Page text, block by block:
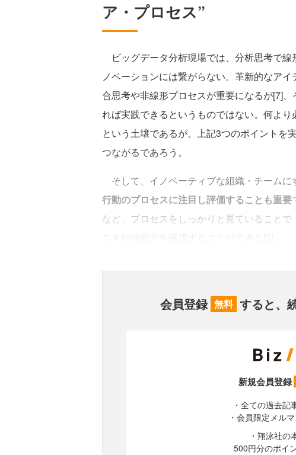
ア・プロセス”
ビッグデータ分析現場では、分析思考で
ノベーションには繋がらない。革新的なア
合思考や非線形プロセスが重要になるが[7]
れば実践できるというものではない。何よ
という土壌であるが、上記3つのポイントを
つながるであろう。
そして、イノベーティブな組織・チームに
行動のプロセスに注目し評価することも重要
など、プロセスをしっかりと見ていることで
会員登録 無料 すると、
新規会員登録
・全ての過去記
・会員限定メル
・翔泳社の
500円分のポイ